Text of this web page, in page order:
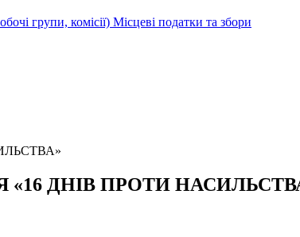
групи, комісії) Місцеві податки та збори
ДНІВ ПРОТИ